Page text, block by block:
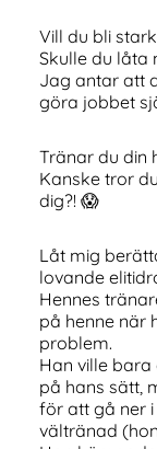
Vill du bli
Skulle du låta
Jag antar att
göra jobbet
Tränar du din
Kanske tror
dig?! 😱
Låt mig
lovande
Hennes
på henne när
problem.
Han ville
på hans sätt,
för att gå ner
vältränad